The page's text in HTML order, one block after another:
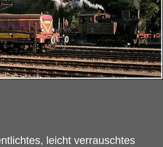
leicht verrauschtes